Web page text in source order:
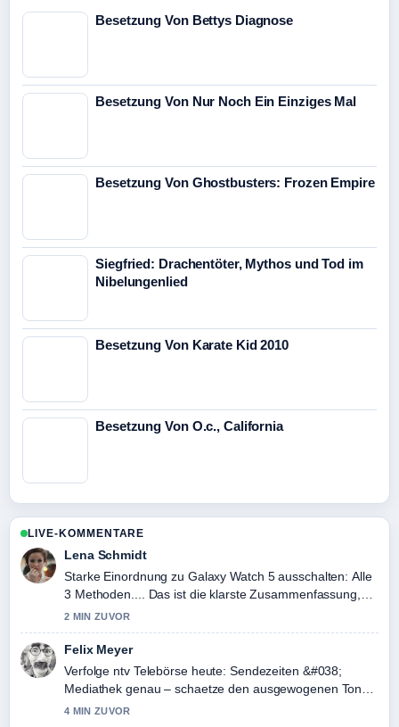
Besetzung Von Bettys Diagnose
Besetzung Von Nur Noch Ein Einziges Mal
Besetzung Von Ghostbusters: Frozen Empire
Siegfried: Drachentöter, Mythos und Tod im
Nibelungenlied
Besetzung Von Karate Kid 2010
Besetzung Von O.c., California
LIVE-KOMMENTARE
Lena Schmidt
Starke Einordnung zu Galaxy Watch 5 ausschalten: Alle
3 Methoden.... Das ist die klarste Zusammenfassung,
die ich heute gesehen habe.
2 MIN ZUVOR
Felix Meyer
Verfolge ntv Telebörse heute: Sendezeiten &#038;
Mediathek genau – schaetze den ausgewogenen Ton
hier.
4 MIN ZUVOR